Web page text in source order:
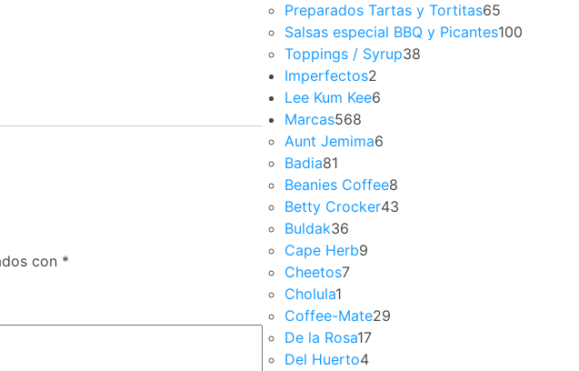
con *
Preparados Tartas y Tortitas65
Salsas especial BBQ y Picantes100
Toppings / Syrup38
Imperfectos2
Lee Kum Kee6
Marcas568
Aunt Jemima6
Badia81
Beanies Coffee8
Betty Crocker43
Buldak36
Cape Herb9
Cheetos7
Cholula1
Coffee-Mate29
De la Rosa17
Del Huerto4